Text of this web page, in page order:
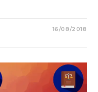
16/08/2018